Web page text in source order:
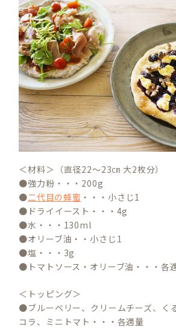
＜材料＞（直径22～23㎝ 大2枚分）
●強力粉・・・200g
●二代目の蜂蜜 ・・・小さじ1
●ドライイースト・・・4g
●水・・・130ml
●オリーブ油・・小さじ1
●塩・・・3g
●トマトソース・オリーブ油・・・各
＜トッピング＞
●ブルーベリー、クリームチーズ、く
コラ、ミニトマト・・・各適量